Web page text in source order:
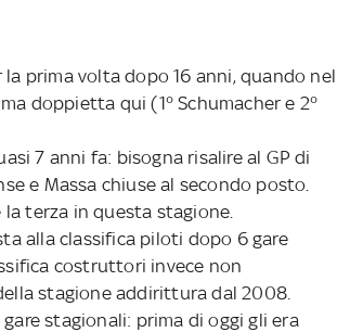
prima volta dopo 16 anni, quando nel
doppietta qui (1° Schumacher e 2°
7 anni fa: bisogna risalire al GP di
e Massa chiuse al secondo posto.
terza in questa stagione.
alla classifica piloti dopo 6 gare
costruttori invece non
stagione addirittura dal 2008.
stagionali: prima di oggi gli era